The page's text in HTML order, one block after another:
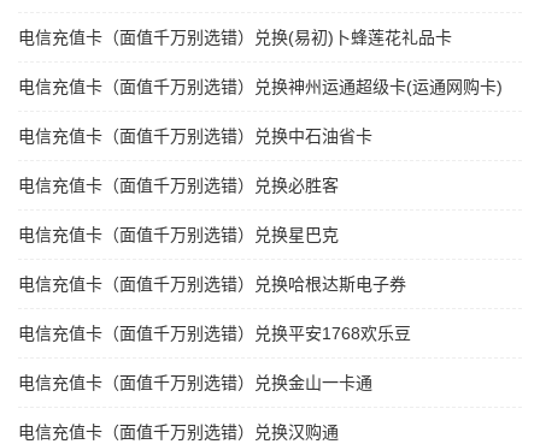
电信充值卡（面值千万别选错）兑换(易初)卜蜂莲花礼品卡
电信充值卡（面值千万别选错）兑换神州运通超级卡(运通网购卡)
电信充值卡（面值千万别选错）兑换中石油省卡
电信充值卡（面值千万别选错）兑换必胜客
电信充值卡（面值千万别选错）兑换星巴克
电信充值卡（面值千万别选错）兑换哈根达斯电子券
电信充值卡（面值千万别选错）兑换平安1768欢乐豆
电信充值卡（面值千万别选错）兑换金山一卡通
电信充值卡（面值千万别选错）兑换汉购通